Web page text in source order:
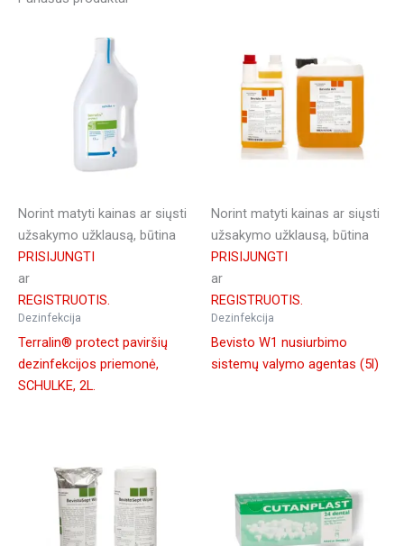
Norint matyti kainas ar siųsti
užsakymo užklausą, būtina
PRISIJUNGTI
ar
REGISTRUOTIS.
Dezinfekcija
Terralin® protect paviršių
dezinfekcijos priemonė,
SCHULKE, 2L.
Norint matyti kainas ar siųsti
užsakymo užklausą, būtina
PRISIJUNGTI
ar
REGISTRUOTIS.
Dezinfekcija
Bevisto W1 nusiurbimo
sistemų valymo agentas (5l)